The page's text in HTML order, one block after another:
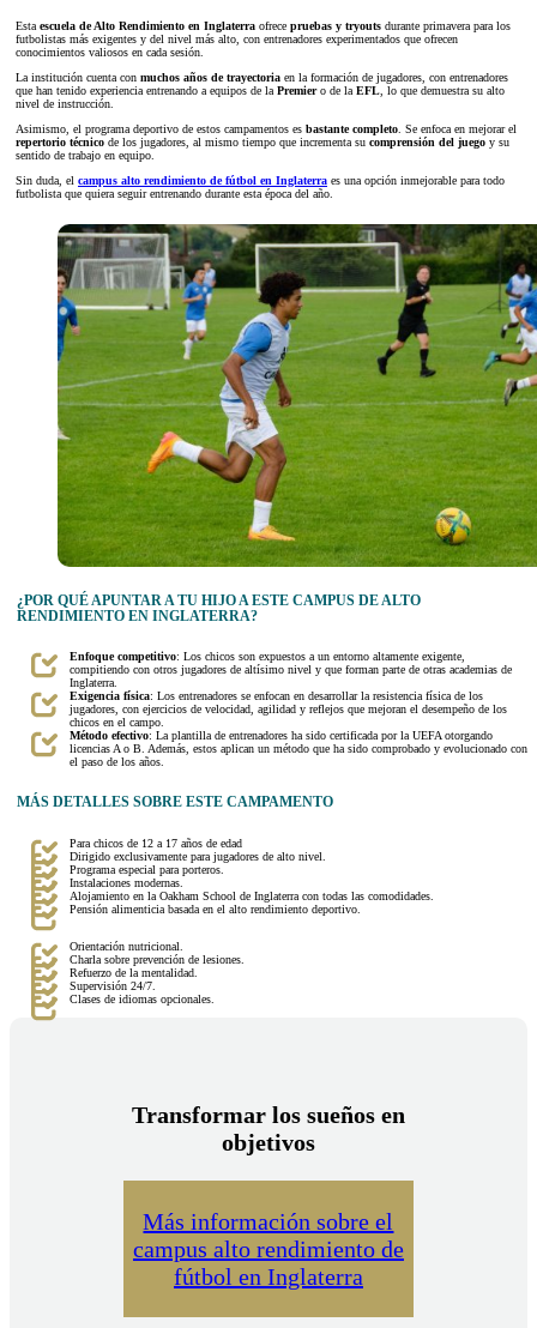
Esta escuela de Alto Rendimiento en Inglaterra ofrece pruebas y tryouts durante primavera para los
futbolistas más exigentes y del nivel más alto, con entrenadores experimentados que ofrecen
conocimientos valiosos en cada sesión.
La institución cuenta con muchos años de trayectoria en la formación de jugadores, con entrenadores
que han tenido experiencia entrenando a equipos de la Premiero de la EFL , lo que demuestra su alto
nivel de instrucción.
Asimismo, el programa deportivo de estos campamentos es bastante completo . Se enfoca en mejorar el
repertorio técnico de los jugadores, al mismo tiempo que incrementa su comprensión del juego y su
sentido de trabajo en equipo.
Sin duda, el campus alto rendimiento de fútbol en Inglaterra es una opción inmejorable para todo
futbolista que quiera seguir entrenando durante esta época del año.
¿POR QUÉ APUNTAR A TU HIJO A ESTE CAMPUS DE ALTO
RENDIMIENTO EN INGLATERRA?
Enfoque competitivo: Los chicos son expuestos a un entorno altamente exigente,
compitiendo con otros jugadores de altísimo nivel y que forman parte de otras academias de
Inglaterra.
Exigencia física: Los entrenadores se enfocan en desarrollar la resistencia física de los
jugadores, con ejercicios de velocidad, agilidad y reflejos que mejoran el desempeño de los
chicos en el campo.
Método efectivo: La plantilla de entrenadores ha sido certificada por la UEFA otorgando
licencias A o B. Además, estos aplican un método que ha sido comprobado y evolucionado con
el paso de los años.
MÁS DETALLES SOBRE ESTE CAMPAMENTO
Para chicos de 12 a 17 años de edad
Dirigido exclusivamente para jugadores de alto nivel.
Programa especial para porteros.
Instalaciones modernas.
Alojamiento en la Oakham School de Inglaterra con todas las comodidades.
Pensión alimenticia basada en el alto rendimiento deportivo.
Orientación nutricional.
Charla sobre prevención de lesiones.
Refuerzo de la mentalidad.
Supervisión 24/7.
Clases de idiomas opcionales.
Transformar los sueños en
objetivos
Más información sobre el
campus alto rendimiento de
fútbol en Inglaterra